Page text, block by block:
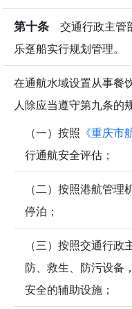
第十条 交通行政主管
乐趸船实行规划管理。
在通航水域设置从事餐
人除应当遵守第九条的
（一）按照 《重庆市
行通航安全评估；
（二）按照港航管
停泊；
（三）按照交通行
防、救生、防污设备
安全的辅助设施；